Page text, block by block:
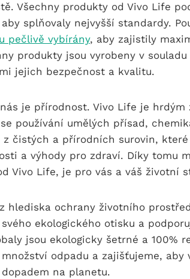
Všechny produkty od Vivo Life
splňovaly nejvyšší standardy.
pečlivě vybírány, aby zajistily
produkty jsou vyrobeny v
jejich bezpečnost a kvalitu.
je přírodnost. Vivo Life je hrdým
používání umělých přísad,
z čistých a přírodních surovin,
a výhody pro zdraví. Díky tomu
Vivo Life, je pro vás a váš životní
hlediska ochrany životního
ekologického otisku a
jsou ekologicky šetrné a 100%
odpadu a zajišťujeme, aby
na planetu.